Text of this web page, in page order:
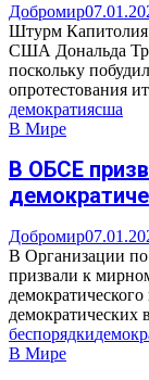
Добромир
Штурм Капитолия
США Дональда
поскольку
опротестования
демократиясша
В Мире
В ОБСЕ
Добромир
В Организации по
призвали к
демократических
беспорядки
В Мире